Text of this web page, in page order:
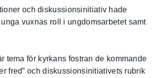
och diskussionsinitiativ hade
vuxnas roll i ungdomsarbetet samt
tema för kyrkans fostran de kommande
fred” och diskussionsinitiativets rubrik